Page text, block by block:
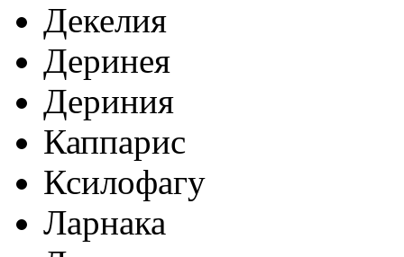
Декелия
Деринея
Дериния
Каппарис
Ксилофагу
Ларнака